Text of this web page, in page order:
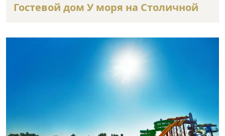
Гостевой дом У моря на Столичной